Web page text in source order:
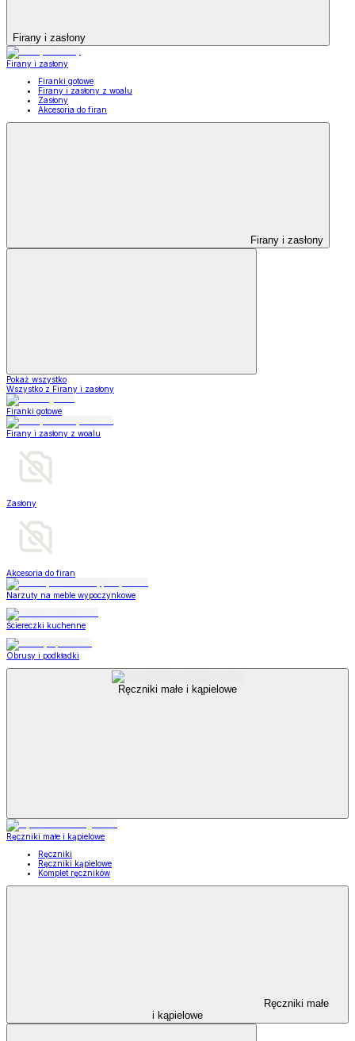
Firany i zasłony
Firany i zasłony
Firanki gotowe
Firany i zasłony z woalu
Zasłony
Akcesoria do firan
Firany i zasłony
Pokaż wszystko
Wszystko z Firany i zasłony
Firanki gotowe
Firany i zasłony z woalu
Zasłony
Akcesoria do firan
Narzuty na meble wypoczynkowe
Ściereczki kuchenne
Obrusy i podkładki
Ręczniki małe i kąpielowe
Ręczniki małe i kąpielowe
Ręczniki
Ręczniki kąpielowe
Komplet ręczników
Ręczniki małe
i kąpielowe